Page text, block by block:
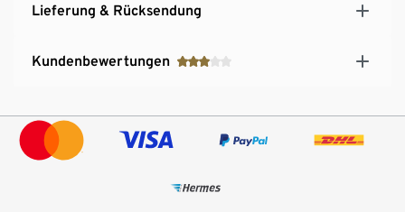
Lieferung & Rücksendung
Kundenbewertungen